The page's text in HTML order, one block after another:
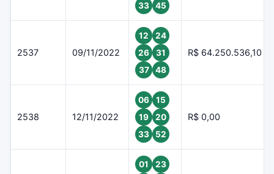
33
45
2537 09/11/2022
12
24
26
31
37
48
R$ 64.250.536,10
2538 12/11/2022
06
15
19
20
33
52
R$ 0,00
01
23